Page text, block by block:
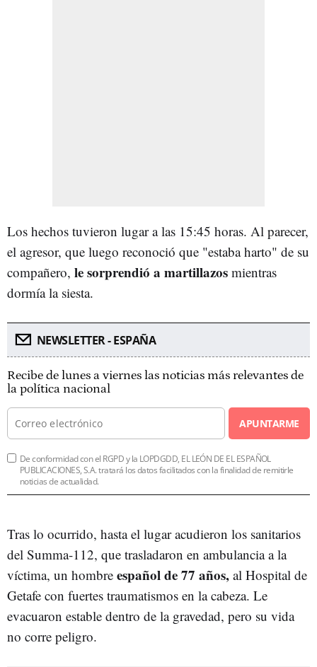
Los hechos tuvieron lugar a las 15:45 horas. Al parecer,
el agresor, que luego reconoció que "estaba harto" de su
compañero, le sorprendió a martillazos mientras
dormía la siesta.
NEWSLETTER - ESPAÑA
Recibe de lunes a viernes las noticias más relevantes de
la política nacional
APUNTARME
De conformidad con el RGPD y la LOPDGDD, EL LEÓN DE EL ESPAÑOL
PUBLICACIONES, S.A. tratará los datos facilitados con la finalidad de remitirle
noticias de actualidad.
Tras lo ocurrido, hasta el lugar acudieron los sanitarios
del Summa-112, que trasladaron en ambulancia a la
víctima, un hombre español de 77 años, al Hospital de
Getafe con fuertes traumatismos en la cabeza. Le
evacuaron estable dentro de la gravedad, pero su vida
no corre peligro.